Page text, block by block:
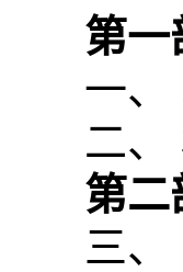
第一
一、
二、
第二
三、